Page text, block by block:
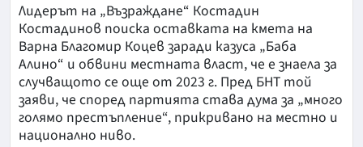
Лидерът на „Възраждане“ Костадин
Костадинов поиска оставката на кмета на
Варна Благомир Коцев заради казуса „Баба
Алино“ и обвини местната власт, че е знаела за
случващото се още от 2023 г. Пред БНТ той
заяви, че според партията става дума за „много
голямо престъпление“, прикривано на местно и
национално ниво.